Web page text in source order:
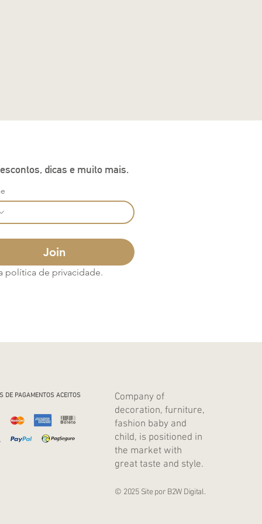
dicas e muito mais.
Join
política de privacidade.
DE PAGAMENTOS ACEITOS
Company of
decoration, furniture,
fashion baby and
child, is positioned in
the market with
great taste and style.
© 2025 Site por B2W Digital.